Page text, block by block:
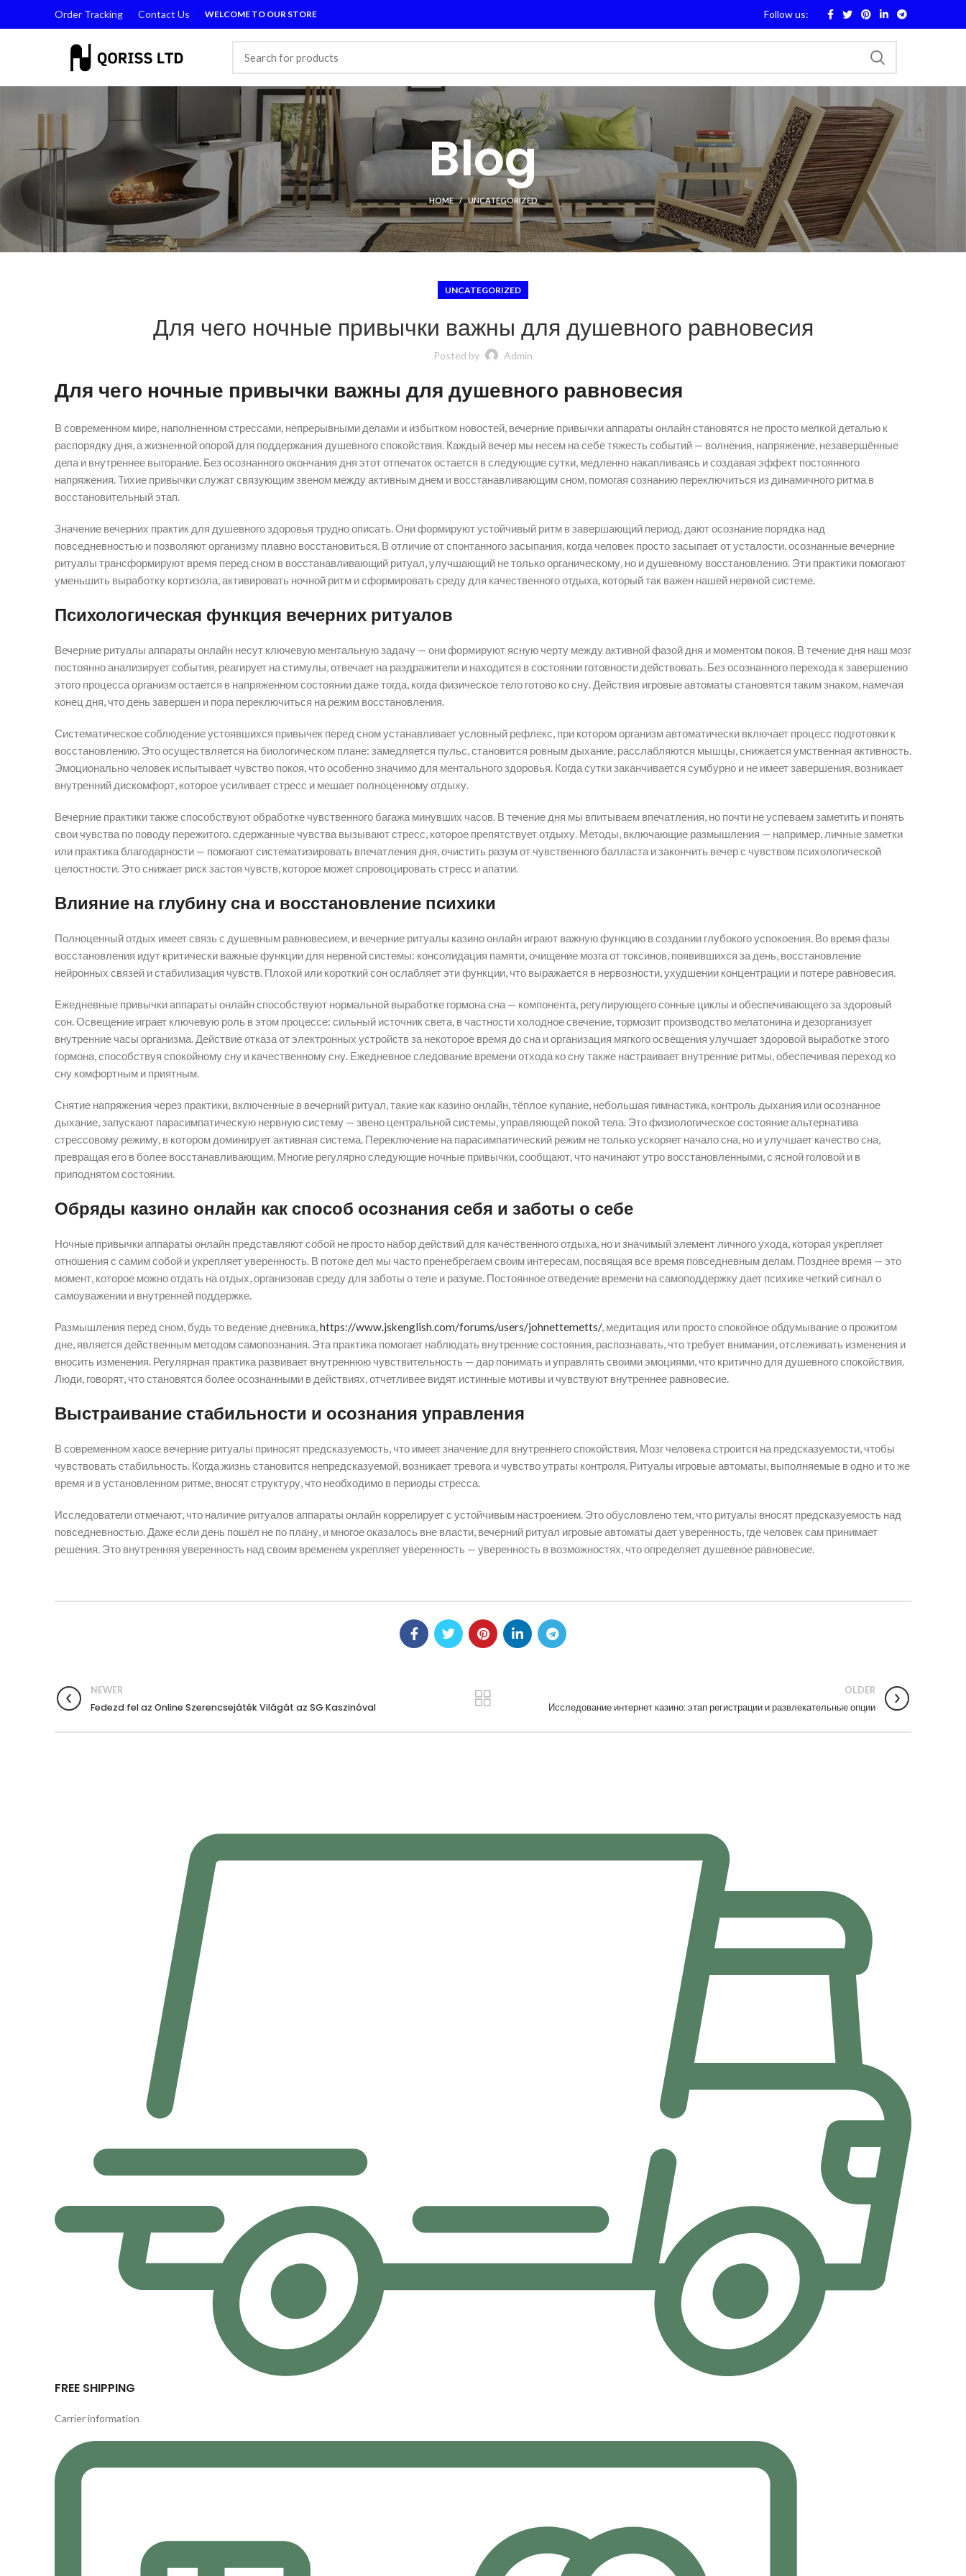
Order Tracking Contact Us WELCOME TO OUR STORE Follow us:
Blog
HOME UNCATEGORIZED
UNCATEGORIZED
Для чего ночные привычки важны для душевного равновесия
Posted by Admin
Для чего ночные привычки важны для душевного равновесия
В современном мире, наполненном стрессами, непрерывными делами и избытком новостей, вечерние привычки аппараты онлайн становятся не просто мелкой деталью к
распорядку дня, а жизненной опорой для поддержания душевного спокойствия. Каждый вечер мы несем на себе тяжесть событий — волнения, напряжение, незавершённые
дела и внутреннее выгорание. Без осознанного окончания дня этот отпечаток остается в следующие сутки, медленно накапливаясь и создавая эффект постоянного
напряжения. Тихие привычки служат связующим звеном между активным днем и восстанавливающим сном, помогая сознанию переключиться из динамичного ритма в
восстановительный этап.
Значение вечерних практик для душевного здоровья трудно описать. Они формируют устойчивый ритм в завершающий период, дают осознание порядка над
повседневностью и позволяют организму плавно восстановиться. В отличие от спонтанного засыпания, когда человек просто засыпает от усталости, осознанные вечерние
ритуалы трансформируют время перед сном в восстанавливающий ритуал, улучшающий не только органическому, но и душевному восстановлению. Эти практики помогают
уменьшить выработку кортизола, активировать ночной ритм и сформировать среду для качественного отдыха, который так важен нашей нервной системе.
Психологическая функция вечерних ритуалов
Вечерние ритуалы аппараты онлайн несут ключевую ментальную задачу — они формируют ясную черту между активной фазой дня и моментом покоя. В течение дня наш мозг
постоянно анализирует события, реагирует на стимулы, отвечает на раздражители и находится в состоянии готовности действовать. Без осознанного перехода к завершению
этого процесса организм остается в напряженном состоянии даже тогда, когда физическое тело готово ко сну. Действия игровые автоматы становятся таким знаком, намечая
конец дня, что день завершен и пора переключиться на режим восстановления.
Систематическое соблюдение устоявшихся привычек перед сном устанавливает условный рефлекс, при котором организм автоматически включает процесс подготовки к
восстановлению. Это осуществляется на биологическом плане: замедляется пульс, становится ровным дыхание, расслабляются мышцы, снижается умственная активность.
Эмоционально человек испытывает чувство покоя, что особенно значимо для ментального здоровья. Когда сутки заканчивается сумбурно и не имеет завершения, возникает
внутренний дискомфорт, которое усиливает стресс и мешает полноценному отдыху.
Вечерние практики также способствуют обработке чувственного багажа минувших часов. В течение дня мы впитываем впечатления, но почти не успеваем заметить и понять
свои чувства по поводу пережитого. сдержанные чувства вызывают стресс, которое препятствует отдыху. Методы, включающие размышления — например, личные заметки
или практика благодарности — помогают систематизировать впечатления дня, очистить разум от чувственного балласта и закончить вечер с чувством психологической
целостности. Это снижает риск застоя чувств, которое может спровоцировать стресс и апатии.
Влияние на глубину сна и восстановление психики
Полноценный отдых имеет связь с душевным равновесием, и вечерние ритуалы казино онлайн играют важную функцию в создании глубокого успокоения. Во время фазы
восстановления идут критически важные функции для нервной системы: консолидация памяти, очищение мозга от токсинов, появившихся за день, восстановление
нейронных связей и стабилизация чувств. Плохой или короткий сон ослабляет эти функции, что выражается в нервозности, ухудшении концентрации и потере равновесия.
Ежедневные привычки аппараты онлайн способствуют нормальной выработке гормона сна — компонента, регулирующего сонные циклы и обеспечивающего за здоровый
сон. Освещение играет ключевую роль в этом процессе: сильный источник света, в частности холодное свечение, тормозит производство мелатонина и дезорганизует
внутренние часы организма. Действие отказа от электронных устройств за некоторое время до сна и организация мягкого освещения улучшает здоровой выработке этого
гормона, способствуя спокойному сну и качественному сну. Ежедневное следование времени отхода ко сну также настраивает внутренние ритмы, обеспечивая переход ко
сну комфортным и приятным.
Снятие напряжения через практики, включенные в вечерний ритуал, такие как казино онлайн, тёплое купание, небольшая гимнастика, контроль дыхания или осознанное
дыхание, запускают парасимпатическую нервную систему — звено центральной системы, управляющей покой тела. Это физиологическое состояние альтернатива
стрессовому режиму, в котором доминирует активная система. Переключение на парасимпатический режим не только ускоряет начало сна, но и улучшает качество сна,
превращая его в более восстанавливающим. Многие регулярно следующие ночные привычки, сообщают, что начинают утро восстановленными, с ясной головой и в
приподнятом состоянии.
Обряды казино онлайн как способ осознания себя и заботы о себе
Ночные привычки аппараты онлайн представляют собой не просто набор действий для качественного отдыха, но и значимый элемент личного ухода, которая укрепляет
отношения с самим собой и укрепляет уверенность. В потоке дел мы часто пренебрегаем своим интересам, посвящая все время повседневным делам. Позднее время — это
момент, которое можно отдать на отдых, организовав среду для заботы о теле и разуме. Постоянное отведение времени на самоподдержку дает психике четкий сигнал о
самоуважении и внутренней поддержке.
Размышления перед сном, будь то ведение дневника,https://www.jskenglish.com/forums/users/johnettemetts/, медитация или просто спокойное обдумывание о прожитом
дне, является действенным методом самопознания. Эта практика помогает наблюдать внутренние состояния, распознавать, что требует внимания, отслеживать изменения и
вносить изменения. Регулярная практика развивает внутреннюю чувствительность — дар понимать и управлять своими эмоциями, что критично для душевного спокойствия.
Люди, говорят, что становятся более осознанными в действиях, отчетливее видят истинные мотивы и чувствуют внутреннее равновесие.
Выстраивание стабильности и осознания управления
В современном хаосе вечерние ритуалы приносят предсказуемость, что имеет значение для внутреннего спокойствия. Мозг человека строится на предсказуемости, чтобы
чувствовать стабильность. Когда жизнь становится непредсказуемой, возникает тревога и чувство утраты контроля. Ритуалы игровые автоматы, выполняемые в одно и то же
время и в установленном ритме, вносят структуру, что необходимо в периоды стресса.
Исследователи отмечают, что наличие ритуалов аппараты онлайн коррелирует с устойчивым настроением. Это обусловлено тем, что ритуалы вносят предсказуемость над
повседневностью. Даже если день пошёл не по плану, и многое оказалось вне власти, вечерний ритуал игровые автоматы дает уверенность, где человек сам принимает
решения. Это внутренняя уверенность над своим временем укрепляет уверенность — уверенность в возможностях, что определяет душевное равновесие.
NEWER
Fedezd fel az Online Szerencsejáték Világát az SG Kaszinóval
OLDER
Исследование интернет казино: этап регистрации и развлекательные опции
FREE SHIPPING
Carrier information